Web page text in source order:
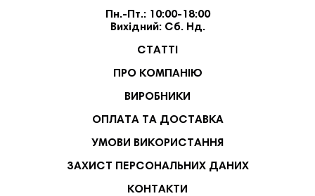
Пн.-Пт.: 10:00-18:00
Вихідний: Сб. Нд.
СТАТТІ
ПРО КОМПАНІЮ
ВИРОБНИКИ
ОПЛАТА ТА ДОСТАВКА
УМОВИ ВИКОРИСТАННЯ
ЗАХИСТ ПЕРСОНАЛЬНИХ ДАНИХ
КОНТАКТИ